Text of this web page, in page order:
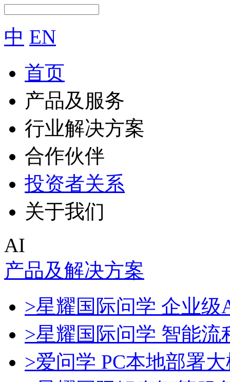
中 EN
首页
产品及服务
行业解决方案
合作伙伴
投资者关系
关于我们
AI
产品及解决方案
>星耀国际问学 企业级
>星耀国际问学 智能流
>爱问学 PC本地部署